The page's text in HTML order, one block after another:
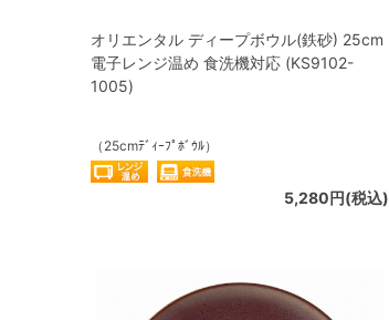
オリエンタル ディープボウル(鉄砂) 25cm
電子レンジ温め 食洗機対応 (KS9102-
1005)
（25cmﾃﾞｨｰﾌﾟﾎﾞｳﾙ）
5,280円(税込)